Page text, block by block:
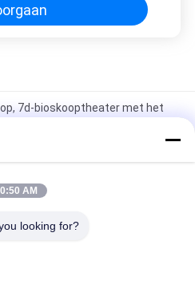
7d-bioskooptheater met het
van het Themapark met het
Bioscoop 6/8 Zetels met 5,1
AM
looking for?